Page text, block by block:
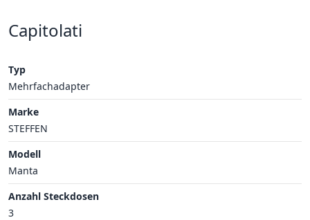
Capitolati
Typ
Mehrfachadapter
Marke
STEFFEN
Modell
Manta
Anzahl Steckdosen
3